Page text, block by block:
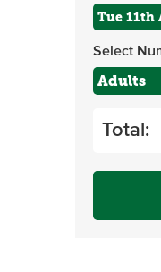
Select
Adults
Total: